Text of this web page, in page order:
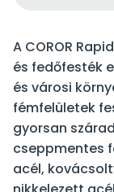
A COROR
és fedőfesték
és városi
fémfelületek
gyorsan
cseppmentes
acél,